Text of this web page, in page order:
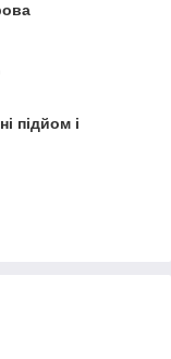
підйом і